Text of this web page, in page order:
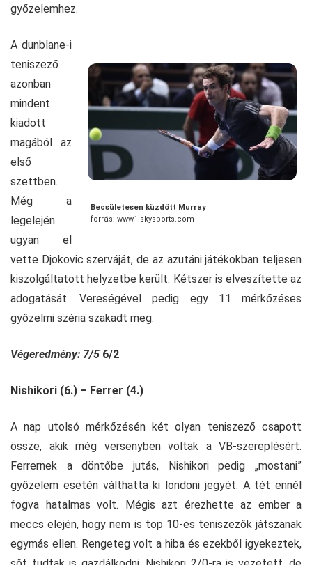
győzelemhez.
Becsületesen küzdött Murray
forrás: www1.skysports.com
A dunblane-i
teniszező
azonban
mindent
kiadott
magából az
első
szettben.
Még a
legelején
ugyan el
vette Djokovic szerváját, de az azutáni játékokban teljesen
kiszolgáltatott helyzetbe került. Kétszer is elveszítette az
adogatását. Vereségével pedig egy 11 mérkőzéses
győzelmi széria szakadt meg.
Végeredmény: 7/5 6/2
Nishikori (6.) – Ferrer (4.)
A nap utolsó mérkőzésén két olyan teniszező csapott
össze, akik még versenyben voltak a VB-szereplésért.
Ferrernek a döntőbe jutás, Nishikori pedig „mostani”
győzelem esetén válthatta ki londoni jegyét. A tét ennél
fogva hatalmas volt. Mégis azt érezhette az ember a
meccs elején, hogy nem is top 10-es teniszezők játszanak
egymás ellen. Rengeteg volt a hiba és ezekből igyekeztek,